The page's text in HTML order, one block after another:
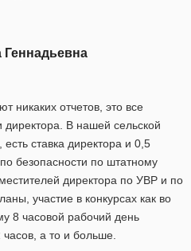
никаких отчетов, это все
директора. В нашей сельской
ставка директора и 0,5
безопасности по штатному
директора по УВР и по
участие в конкурсах как во
8 часовой рабочий день
часов, а то и больше.